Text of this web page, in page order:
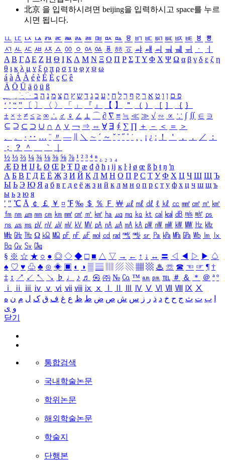
北京 을 입력하시려면 beijing을 입력하시고 space를 누르
시면 됩니다.
ㅥ ㅦ ㅧ ㅨ ㅩ ㅪ ㅫ ㅬ ㅭ ㅮ ㅯ ㅰ ㅱ ㅲ ㅳ ㅴ ㅵ ㅶ ㅷ ㅸ
ㅹ
ㅺ ㅻ ㅼ ㅽ ㅾ ㅿ ㆀ ㆁ ㆂ ㆃ ㆄ ㆅ ㆆ ㆇ ㆈ ㆉ ㆊ ㆋ ㆌ ㆍ
ㆎ
Α Β ΓΔ Ε Ζ Η Θ Ι ΚΛ Μ Ν Ξ Ο Π Ρ Σ ΤΥ Φ Χ Ψ Ω α β γ δ ε ζ η
θ ι κ λ μ ν ξ ο π ρ σ τ υ φ χ ψ ω
á à Á À é è É È ç Ç ê
Ä Ö Ü ä ö ü ß
ִֶֹ ֻּ ׁׂ פ ם ן ו ט א ר ק ף ך ל ח י ע כ ג ד ש ץ ת צ מ נ ה ב
‘ ’ “ ” 〔 〕 〈 〉 「 」 『 』 【 】 ＂ （ ） ［ ］ ｛ ｝
± × ÷ ≠ ≤ ≥ ∞ ∴ ♂ ♀ ∠ ⊥ ⌒ ∂ ∇ ≡ ≒ ≪ ≫ √ ∽ ∝ ∵ ∫ ∬ ∈ ∋
⊆ ⊇ ⊂ ⊃ ∪ ∩ ∧ ∨ ￢ ⇒ ⇔ ∀ ∃ ∮ ∑ ∏ ＋ － ＜ ＝
＞
、
。 · ‥ … ¨ 〃 ― ＼ ∼ ´ ～ ˇ ˘ ˝ ˚ ˙ ¸ ¡ ¿ ː ！ ＇ ， ． ／
：
；
？ ＾ ｀
½ ⅓ ⅔ ¼ ¾ ⅛ ⅜ ⅝ ⅞ ¹ ² ³ ⁴ ⁿ ₁ ₂ ₃ ₄
Æ Ð Ħ Ĳ Ł Ø Œ Þ Ŧ Ŋ æ đ ð ħ ı ĳ ĸ ŀ ł ø œ ß þ ŧ ŋ ŉ
А Б В Г Д Е Ё Ж З И Й К Л М Н О П Р С Т У Ф Х Ц Ч Ш Щ Ъ
Ы Ь Э Ю Я а б в г д е ё ж з и й к л м н о п р с т у ф х ц ч ш щ ъ
ы ь э ю я
′ ″ ℃ Å ￠ ￡ ￥ ¤ ℉ ‰ ＄ ％ Ｆ ￦ ㎕ ㎖ ㎗ ℓ ㎘ ㏄ ㎣ ㎤ ㎥ ㎦
㎙ ㎚ ㎛ ㎜ ㎝ ㎞ ㎟ ㎠ ㎡ ㎢ ㏊ ㎍ ㎎ ㎏ ㏏ ㎈ ㎉ ㏈ ㎧ ㎨ ㎰
㎱ ㎲ ㎳ ㎴ ㎵ ㎶ ㎷ ㎸ ㎹ ㎀ ㎁ ㎂ ㎃ ㎄ ㎺ ㎻ ㎽ ㎾ ㎿ ㎐ ㎑
㎒ ㎓ ㎔ Ω ㏀ ㏁ ㎊ ㎋ ㎌ ㏖ ㏅ ㎭ ㎮ ㎯ ㏛ ㎩ ㎪ ㎫ ㎬ ㏝ ㏐
㏓
㏃ ㏉ ㏜ ㏆
§ ※ ☆ ★ ○ ● ◎ ◇ ◆ □ ■ △ ▽ → ← ↑ ↓ ↔ 〓 ◁ ◀ ▷ ▶ ♤
♠ ♡ ♥ ♧ ♣ ⊙ ◈ ▣ ◐ ◑ ▒ ▤ ▨ ▧ ▦ ▩ ♨ ☏ ☎ ☜ ☞ ¶ †
‡ ↕ ↗ ↙ ↖ ↘ ♭ ♩ ♪ ♬ ㉿ ㈜ № ㏇ ™ ㏂ ㏘ ℡ ＃ ＆ ＊ ＠ ª º
ⅰ
ⅱ ⅲ ⅳ ⅴ ⅵ ⅶ ⅷ ⅸ ⅹ Ⅳ Ⅴ Ⅵ Ⅶ Ⅷ Ⅸ Ⅹ
ب ت ث ج ح خ د ذ ر ز س ش ص ض ط ظ ع غ ف ق ک ل م ن ه
و ی
닫기
통합검색
국내학술논문
학위논문
해외학술논문
학술지
단행본